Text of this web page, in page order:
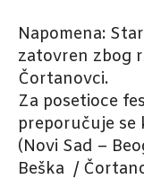
Napomena:
zatovren zbog
Čortanovci.
Za posetioce
preporučuje se
(Novi Sad –
Beška /